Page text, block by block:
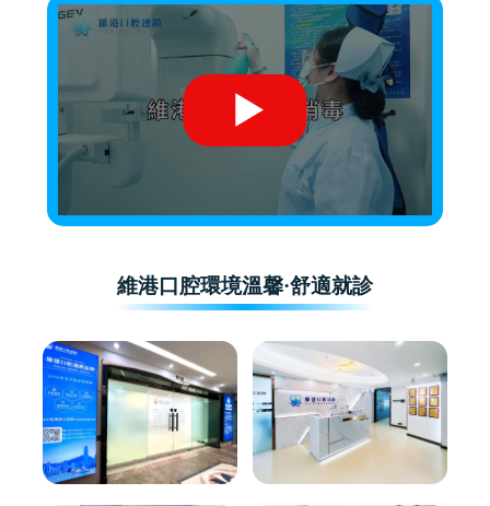
維港口腔環境溫馨·舒適就診